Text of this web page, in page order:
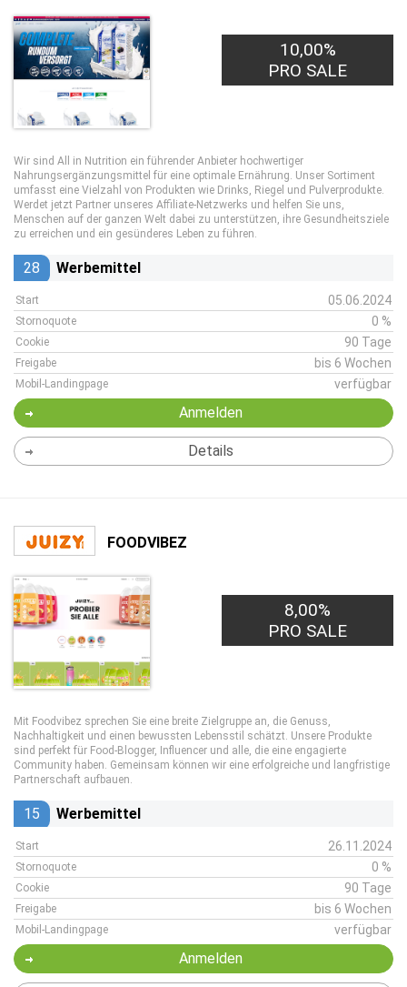
10,00%
PRO SALE
Wir sind All in Nutrition ein führender Anbieter hochwertiger
Nahrungsergänzungsmittel für eine optimale Ernährung. Unser Sortiment
umfasst eine Vielzahl von Produkten wie Drinks, Riegel und Pulverprodukte.
Werdet jetzt Partner unseres Affiliate-Netzwerks und helfen Sie uns,
Menschen auf der ganzen Welt dabei zu unterstützen, ihre Gesundheitsziele
zu erreichen und ein gesünderes Leben zu führen.
28 Werbemittel
Start 05.06.2024
Stornoquote 0 %
Cookie 90 Tage
Freigabe bis 6 Wochen
Mobil-Landingpage verfügbar
Anmelden
Details
FOODVIBEZ
8,00%
PRO SALE
Mit Foodvibez sprechen Sie eine breite Zielgruppe an, die Genuss,
Nachhaltigkeit und einen bewussten Lebensstil schätzt. Unsere Produkte
sind perfekt für Food-Blogger, Influencer und alle, die eine engagierte
Community haben. Gemeinsam können wir eine erfolgreiche und langfristige
Partnerschaft aufbauen.
15 Werbemittel
Start 26.11.2024
Stornoquote 0 %
Cookie 90 Tage
Freigabe bis 6 Wochen
Mobil-Landingpage verfügbar
Anmelden